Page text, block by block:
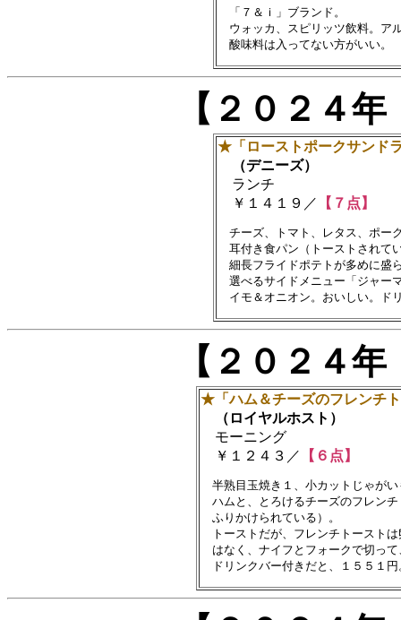
「７＆ｉ」ブランド。
ウォッカ、スピリッツ飲料。ア
【２０２４
★「ローストポークサンド
（デニーズ）
ランチ
￥１４１９／
【７点】
チーズ、トマト、レタス、ポー
耳付き食パン（トーストされて
細長フライドポテトが多めに盛
選べるサイドメニュー「ジャー
【２０２４
★「ハム＆チーズのフレンチ
（ロイヤルホスト）
モーニング
￥１２４３／ 【６点】
半熟目玉焼き１、小カットじゃが
ハムと、とろけるチーズのフレン
ふりかけられている）。
トーストだが、フレンチトースト
はなく、ナイフとフォークで切っ